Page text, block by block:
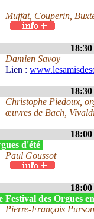
Muffat, Couperin,
18:30
Damien Savoy
Lien :
18:30
Christophe Piedoux,
œuvres de Bach,
18:00
d'été
Paul Goussot
18:00
Festival des Orgues
Pierre-François